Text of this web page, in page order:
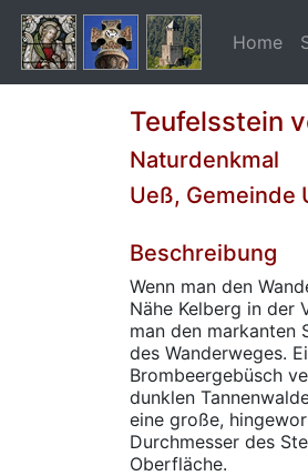
Home
Teufelsstein
Naturdenkmal
Ueß, Gemeinde
Beschreibung
Wenn man den
Nähe Kelberg in der
man den markanten
des Wanderweges.
Brombeergebüsch
dunklen
eine große,
Durchmesser des
Oberfläche.